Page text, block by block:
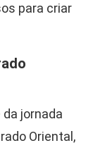
para criar
jornada
Oriental,